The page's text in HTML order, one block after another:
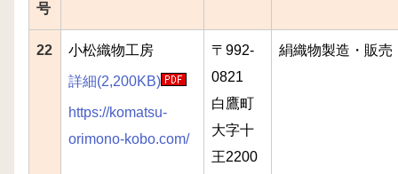
号
22 小松織物工房
詳細(2,200KB)
https://komatsu-
orimono-kobo.com/
〒992-
0821
白鷹町
大字十
王2200
絹織物製造・販売